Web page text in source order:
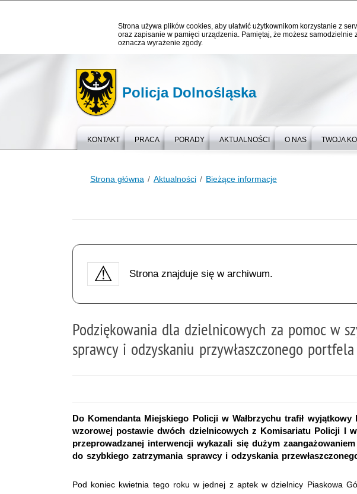
Strona używa plików cookies, aby ułatwić użytkownikom korzystanie z
oraz zapisanie w pamięci urządzenia. Pamiętaj, że możesz
oznacza wyrażenie zgody.
Policja Dolnośląska
KONTAKT PRACA PORADY AKTUALNOŚCI O NAS TWOJA
Strona główna Aktualności Bieżące informacje
Strona znajduje się w archiwum.
Podziękowania dla dzielnicowych za pomoc w
sprawcy i odzyskaniu przywłaszczonego portfela
Do Komendanta Miejskiego Policji w Wałbrzychu trafił
wzorowej postawie dwóch dzielnicowych z Komisariatu Policji I
przeprowadzanej interwencji wykazali się dużym
do szybkiego zatrzymania sprawcy i odzyskania
Pod koniec kwietnia tego roku w jednej z aptek w dzielnicy Piaskowa